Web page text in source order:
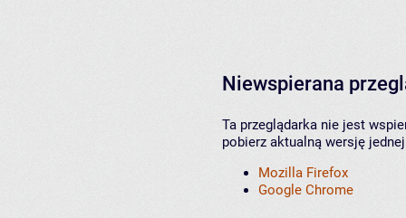
Niewspierana
Ta przeglądarka nie jest
pobierz aktualną wersję
Mozilla Firefox
Google Chrome